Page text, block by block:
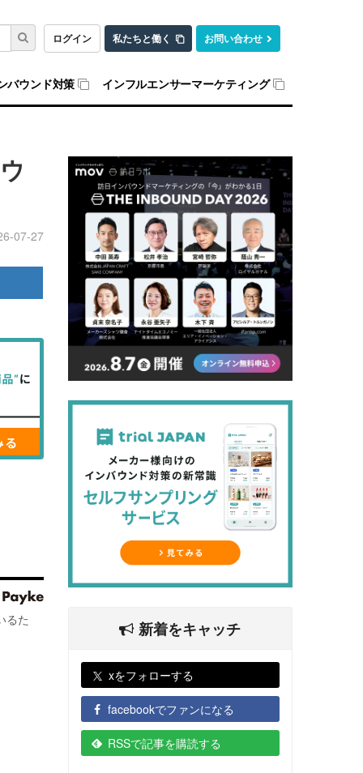
ログイン 私たちと働く お問い合わせ
バウンド対策 インフルエンサーマーケティング
07-27
るた
新着をキャッチ
xをフォローする
facebookでファンになる
RSSで記事を購読する